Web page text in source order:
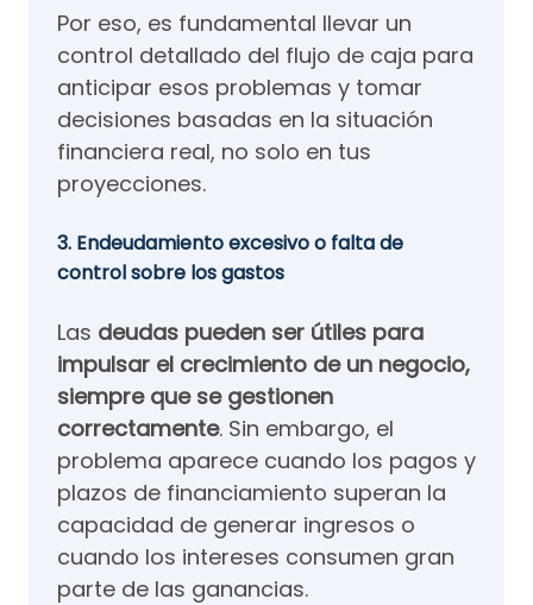
Por eso, es fundamental llevar un
control detallado del flujo de caja para
anticipar esos problemas y tomar
decisiones basadas en la situación
financiera real, no solo en tus
proyecciones.
3. Endeudamiento excesivo o falta de
control sobre los gastos
Las deudas pueden ser útiles para
impulsar el crecimiento de un negocio,
siempre que se gestionen
correctamente. Sin embargo, el
problema aparece cuando los pagos y
plazos de financiamiento superan la
capacidad de generar ingresos o
cuando los intereses consumen gran
parte de las ganancias.